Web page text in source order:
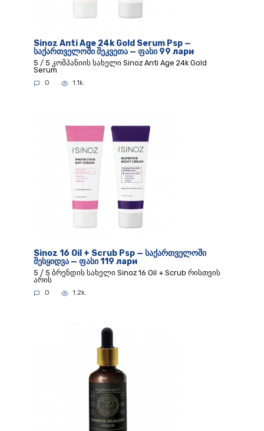
Sinoz Anti Age 24k Gold Serum Psp —
საქართველოში შეკვეთა — ფასი 99 лари
5 / 5 კომპანიის სახელი Sinoz Anti Age 24k Gold
Serum
0 1.1k.
Sinoz 16 Oil + Scrub Psp — საქართველოში
შესყიდვა — ფასი 119 лари
5 / 5 ბრენდის სახელი Sinoz 16 Oil + Scrub რისთვის
არის
0 1.2k.